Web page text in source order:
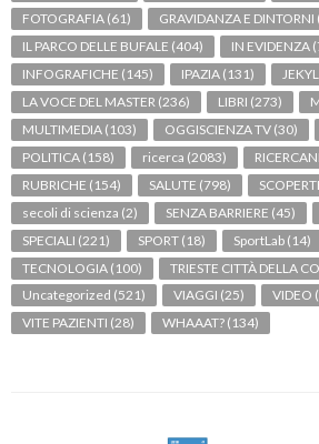
FOTOGRAFIA (61) GRAVIDANZA E DINTORNI
IL PARCO DELLE BUFALE (404) IN EVIDENZA
INFOGRAFICHE (145) IPAZIA (131)
LA VOCE DEL MASTER (236) LIBRI (273)
MULTIMEDIA (103) OGGISCIENZA TV (30)
POLITICA (158) ricerca (2083)
RUBRICHE (154) SALUTE (798)
secoli di scienza (2) SENZA BARRIERE (45)
SPECIALI (221) SPORT (18) SportLab (14)
TECNOLOGIA (100) TRIESTE CITTÀ DELLA
Uncategorized (521) VIAGGI (25) VIDEO
VITE PAZIENTI (28) WHAAAT? (134)